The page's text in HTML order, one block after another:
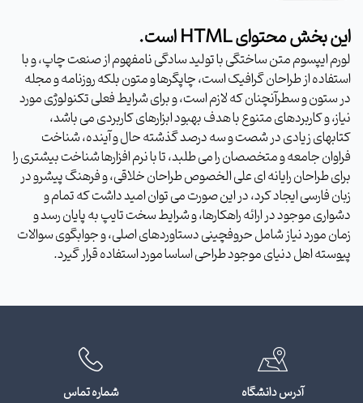
این بخش محتوای HTML است.
لورم ایپسوم متن ساختگی با تولید سادگی نامفهوم از صنعت چاپ، و با
استفاده از طراحان گرافیک است، چاپگرها و متون بلکه روزنامه و مجله
در ستون و سطرآنچنان که لازم است، و برای شرایط فعلی تکنولوژی مورد
نیاز، و کاربردهای متنوع با هدف بهبود ابزارهای کاربردی می باشد،
کتابهای زیادی در شصت و سه درصد گذشته حال و آینده، شناخت
فراوان جامعه و متخصصان را می طلبد، تا با نرم افزارها شناخت بیشتری را
برای طراحان رایانه ای علی الخصوص طراحان خلاقی، و فرهنگ پیشرو در
زبان فارسی ایجاد کرد، در این صورت می توان امید داشت که تمام و
دشواری موجود در ارائه راهکارها، و شرایط سخت تایپ به پایان رسد و
زمان مورد نیاز شامل حروفچینی دستاوردهای اصلی، و جوابگوی سوالات
پیوسته اهل دنیای موجود طراحی اساسا مورد استفاده قرار گیرد.
آدرس دانشگاه
شماره تماس